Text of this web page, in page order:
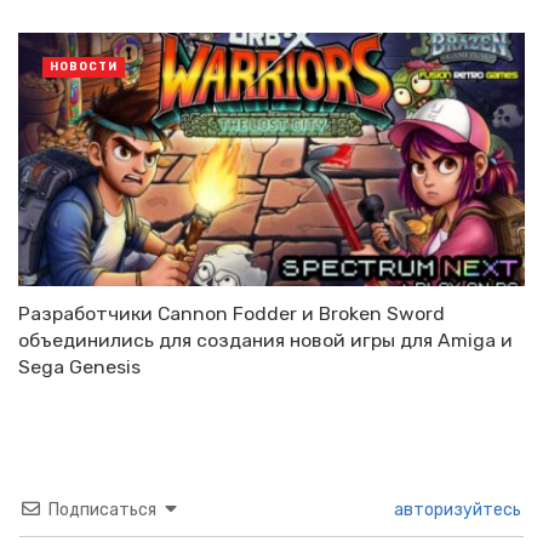
Разработчики Cannon Fodder и Broken Sword
объединились для создания новой игры для Amiga и
Sega Genesis
НОВОСТИ
Подписаться авторизуйтесь